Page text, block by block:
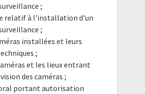
;
relatif à l'installation d'un
;
installées et leurs
;
et les lieux entrant
des caméras ;
portant autorisation